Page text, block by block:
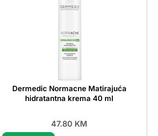
Dermedic Normacne Matirajuća
hidratantna krema 40 ml
47.80 KM